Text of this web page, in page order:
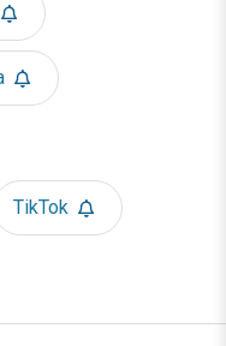
TikTok